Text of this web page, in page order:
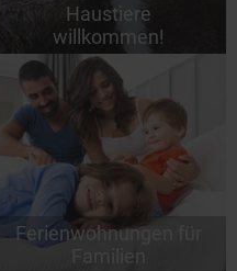
Haustiere
willkommen!
Ferienwohnungen für
Familien